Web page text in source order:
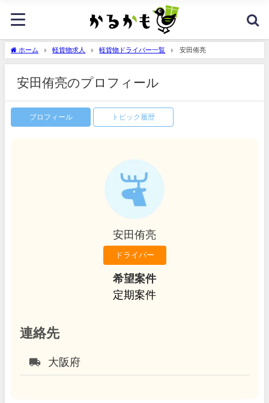
ホーム 軽貨物求人 軽貨物ドライバー一覧 安田侑亮
安田侑亮のプロフィール
プロフィール トピック履歴
安田侑亮
ドライバー
希望案件
定期案件
連絡先
local_shipping 大阪府